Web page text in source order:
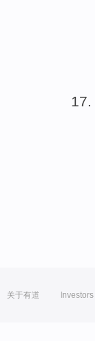
关于有道 Investors